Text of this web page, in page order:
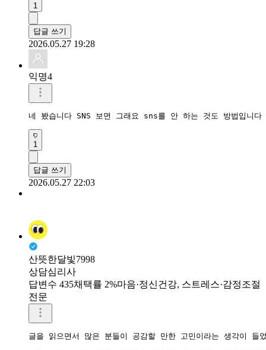
1
답글 쓰기
2026.05.27 19:28
익명4
네 봤습니다 SNS 보면 그래요 sns를 안 하는 것도 방법입니
1
답글 쓰기
2026.05.27 22:03
산뜻한달빛7998
상담심리사
답변수 435채택률 2%마음·정신건강, 스트레스·감정조절
전문
글을 읽으면서 많은 분들이 공감할 만한 고민이라는 생각이 들